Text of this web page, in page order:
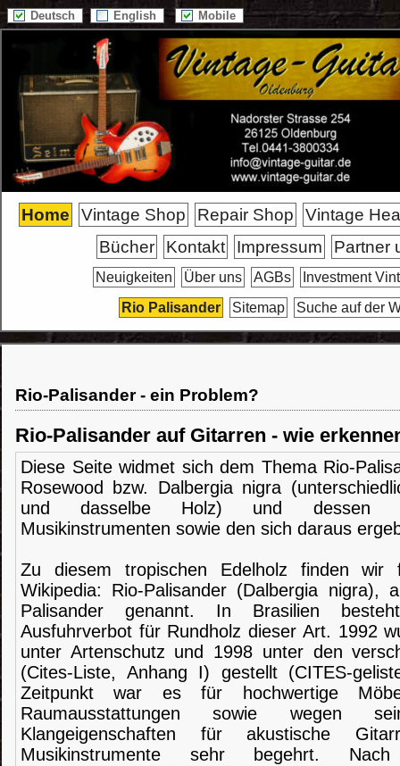
Deutsch English Mobile
Home Vintage Shop Repair Shop
Vintage
Bücher
Kontakt Impressum Partner
Neuigkeiten Über uns AGBs
Investment
Rio Palisander
Sitemap Suche auf der
Rio-Palisander - ein Problem?
Rio-Palisander auf Gitarren - wie
Diese Seite widmet sich dem Thema Rio-
Rosewood bzw. Dalbergia nigra
und dasselbe Holz) und dessen
Musikinstrumenten sowie den sich daraus
Zu diesem tropischen Edelholz finden wir
Wikipedia: Rio-Palisander (Dalbergia nigra),
Palisander genannt. In Brasilien
Ausfuhrverbot für Rundholz dieser Art. 1992
unter Artenschutz und 1998 unter den
(Cites-Liste, Anhang I) gestellt (CITES-
Zeitpunkt war es für hochwertige
Raumausstattungen sowie wegen
Klangeigenschaften für akustische
Musikinstrumente sehr begehrt.